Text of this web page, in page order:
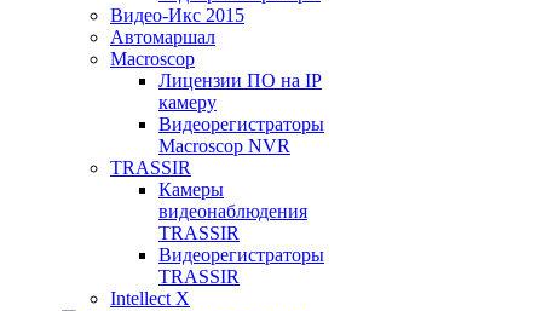
Видео-Икс 2015
Автомаршал
Macroscop
Лицензии ПО на IP
камеру
Видеорегистраторы
Macroscop NVR
TRASSIR
Камеры
видеонаблюдения
TRASSIR
Видеорегистраторы
TRASSIR
Intellect X